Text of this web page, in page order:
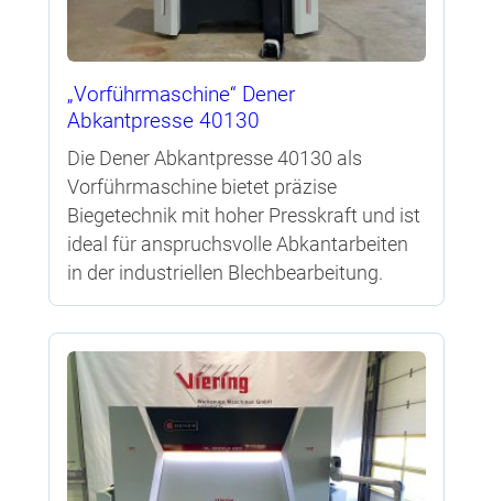
„Vorführmaschine“ Dener
Abkantpresse 40130
Die Dener Abkantpresse 40130 als
Vorführmaschine bietet präzise
Biegetechnik mit hoher Presskraft und ist
ideal für anspruchsvolle Abkantarbeiten
in der industriellen Blechbearbeitung.